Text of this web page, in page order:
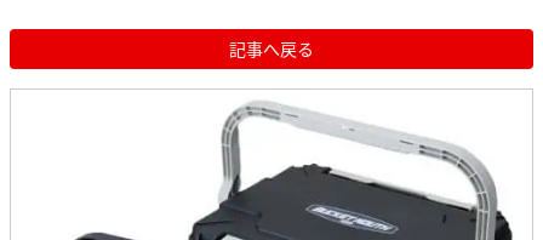
記事へ戻る